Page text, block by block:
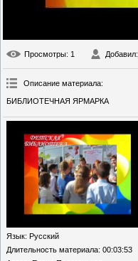
Просмотры: 1 Добавил:
Описание материала:
БИБЛИОТЕЧНАЯ ЯРМАРКА
Язык: Русский
Длительность материала: 00:03:53